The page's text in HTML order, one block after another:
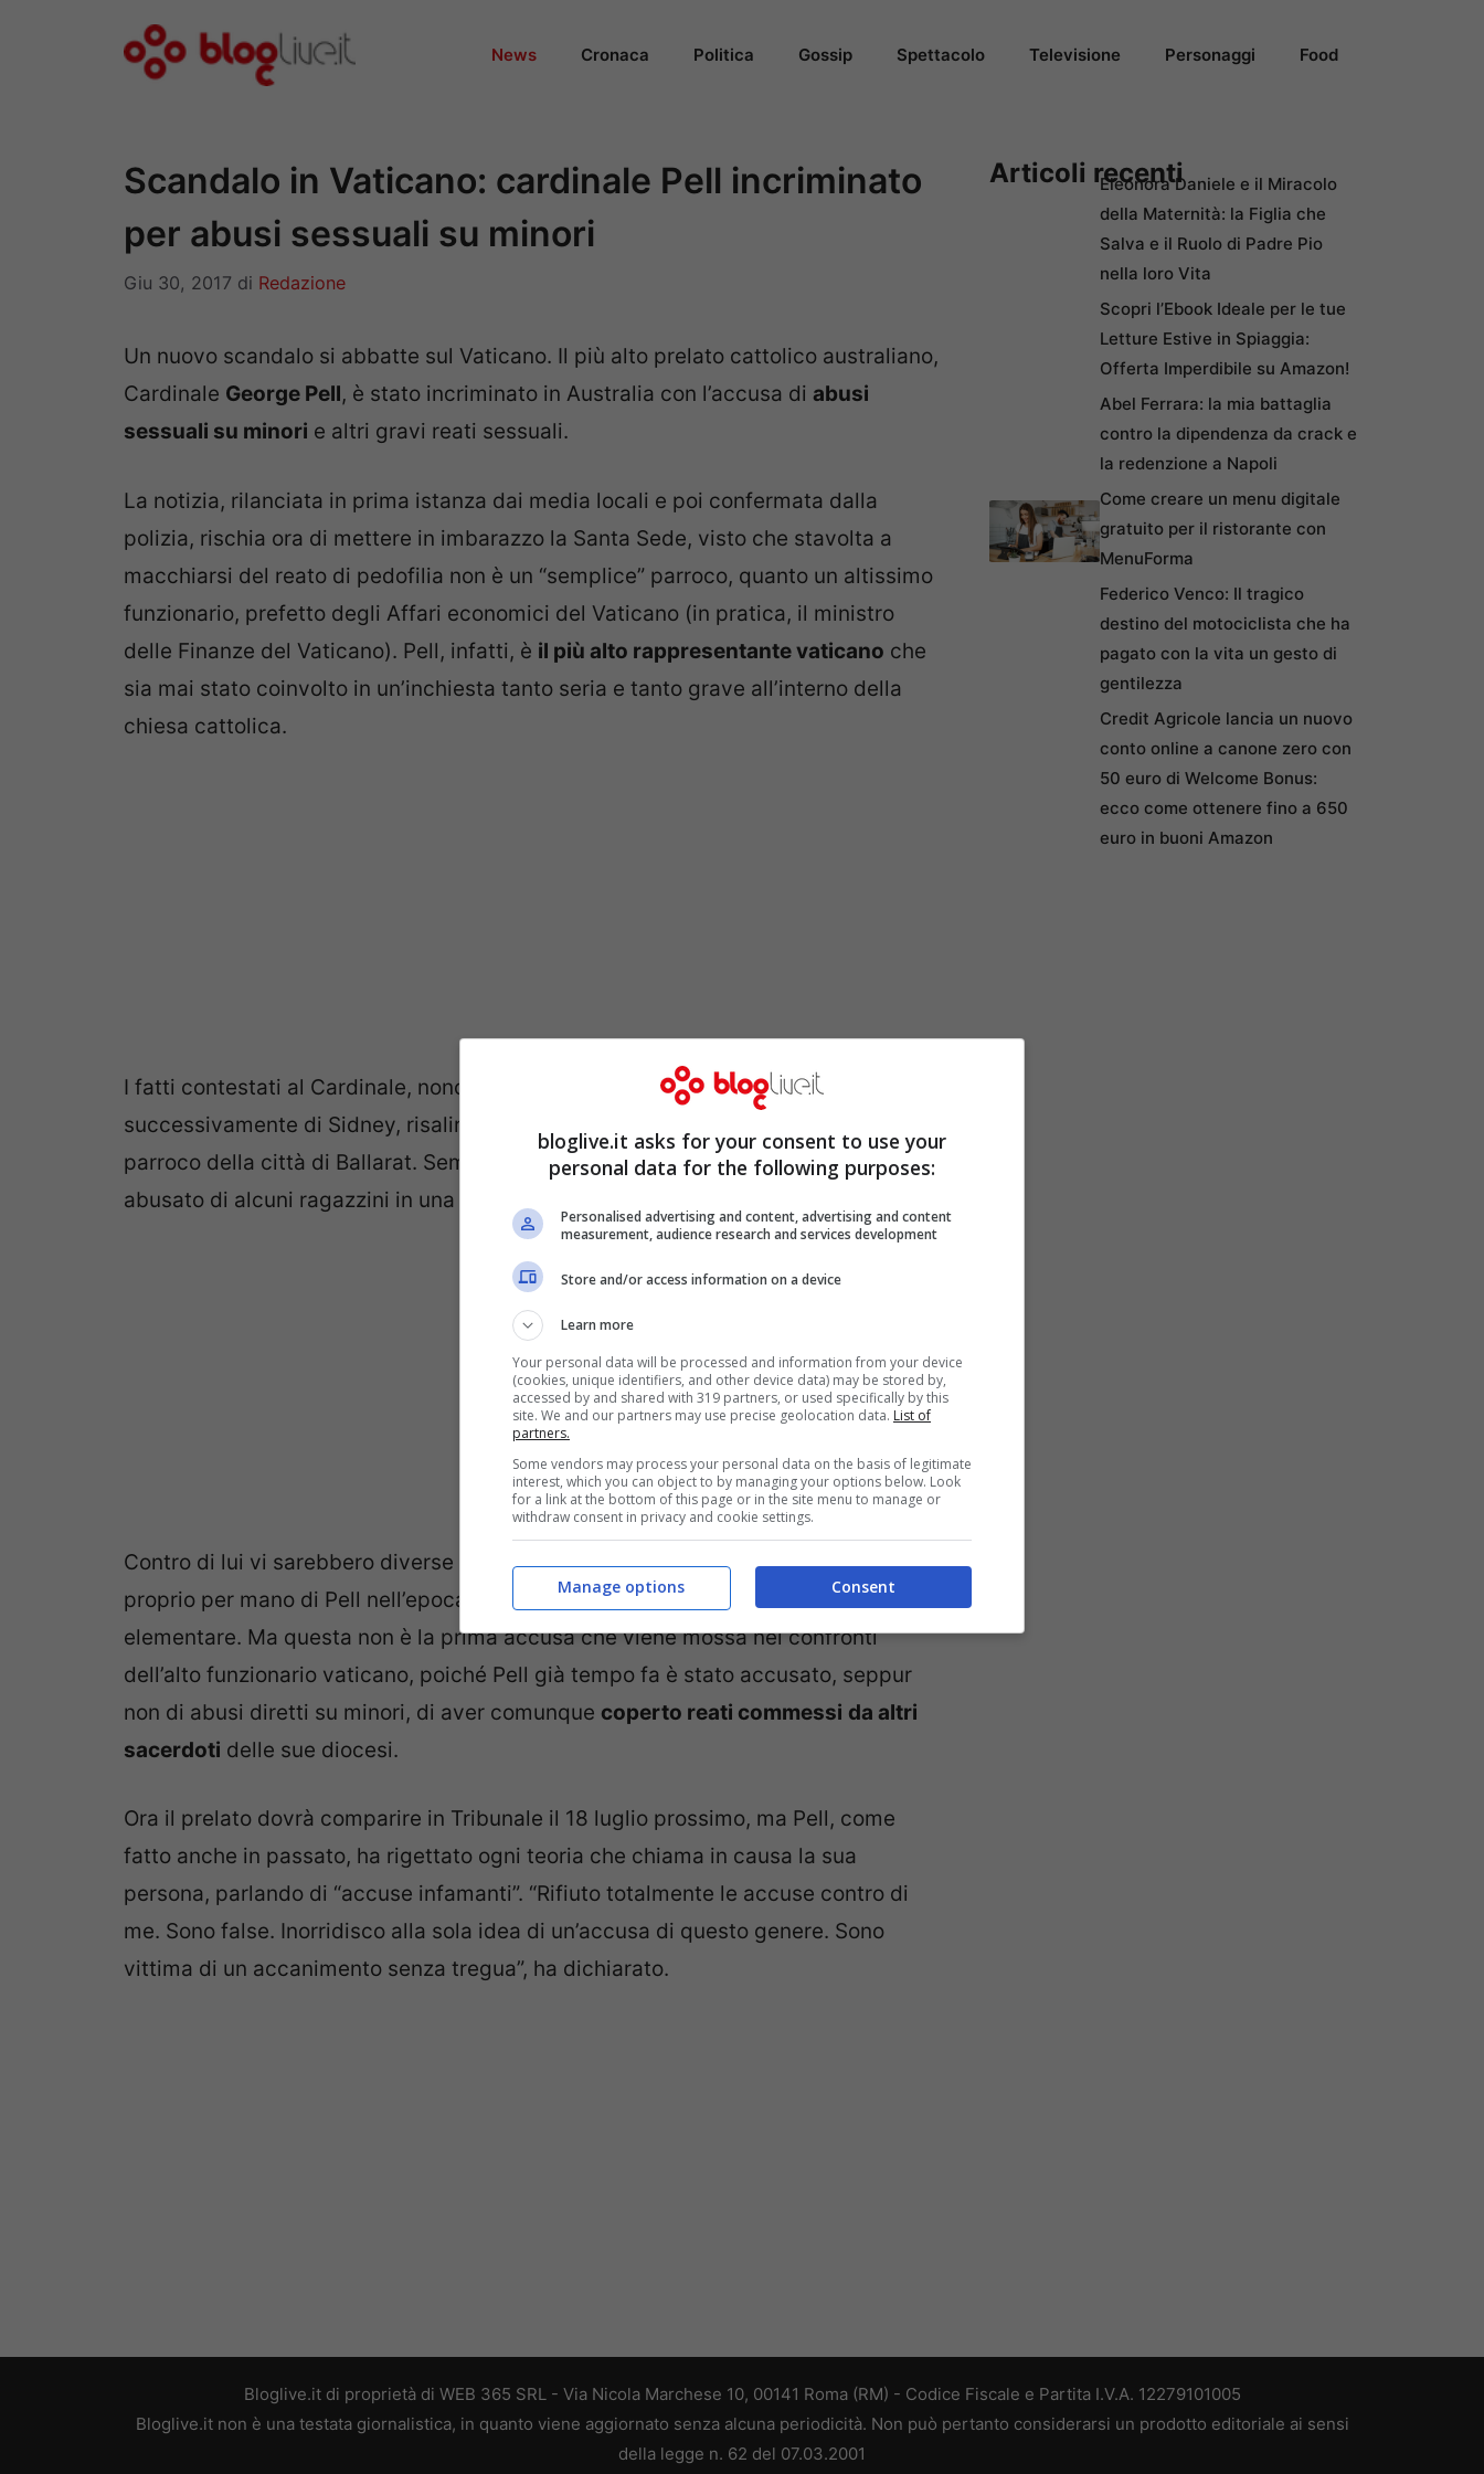
News Cronaca Politica Gossip Spettacolo Televisione Personaggi Food
Scandalo in Vaticano: cardinale Pell incriminato
per abusi sessuali su minori
Giu 30, 2017 di Redazione
Un nuovo scandalo si abbatte sul Vaticano. Il più alto prelato cattolico australiano,
Cardinale George Pell, è stato incriminato in Australia con l’accusa di abusi
sessuali su minori e altri gravi reati sessuali.
La notizia, rilanciata in prima istanza dai media locali e poi confermata dalla
polizia, rischia ora di mettere in imbarazzo la Santa Sede, visto che stavolta a
macchiarsi del reato di pedofilia non è un “semplice” parroco, quanto un altissimo
funzionario, prefetto degli Affari economici del Vaticano (in pratica, il ministro
delle Finanze del Vaticano). Pell, infatti, è il più alto rappresentante vaticano che
sia mai stato coinvolto in un’inchiesta tanto seria e tanto grave all’interno della
chiesa cattolica.
I fatti contestati al Cardinale, nonché arcivescovo di Melbourne e
successivamente di Sidney, risalirebbero agli anni Settanta, quando Pell era un
parroco della città di Ballarat. Sembra in sostanza che a quei tempi Pell abbia
abusato di alcuni ragazzini in una piscina.
Contro di lui vi sarebbero diverse denunce di uomini che parlano di abusi subiti
proprio per mano di Pell nell’epoca in cui loro erano ancora ragazzini di scuola
elementare. Ma questa non è la prima accusa che viene mossa nei confronti
dell’alto funzionario vaticano, poiché Pell già tempo fa è stato accusato, seppur
non di abusi diretti su minori, di aver comunque coperto reati commessi da altri
sacerdoti delle sue diocesi.
Ora il prelato dovrà comparire in Tribunale il 18 luglio prossimo, ma Pell, come
fatto anche in passato, ha rigettato ogni teoria che chiama in causa la sua
persona, parlando di “accuse infamanti”. “Rifiuto totalmente le accuse contro di
me. Sono false. Inorridisco alla sola idea di un’accusa di questo genere. Sono
vittima di un accanimento senza tregua”, ha dichiarato.
Articoli recentiEleonora Daniele e il Miracolo
della Maternità: la Figlia che
Salva e il Ruolo di Padre Pio
nella loro Vita
Scopri l’Ebook Ideale per le tue
Letture Estive in Spiaggia:
Offerta Imperdibile su Amazon!
Abel Ferrara: la mia battaglia
contro la dipendenza da crack e
la redenzione a Napoli
Come creare un menu digitale
gratuito per il ristorante con
MenuForma
Federico Venco: Il tragico
destino del motociclista che ha
pagato con la vita un gesto di
gentilezza
Credit Agricole lancia un nuovo
conto online a canone zero con
50 euro di Welcome Bonus:
ecco come ottenere fino a 650
euro in buoni Amazon
Bloglive.it di proprietà di WEB 365 SRL - Via Nicola Marchese 10, 00141 Roma (RM) - Codice Fiscale e Partita I.V.A. 12279101005
Bloglive.it non è una testata giornalistica, in quanto viene aggiornato senza alcuna periodicità. Non può pertanto considerarsi un prodotto editoriale ai sensi
della legge n. 62 del 07.03.2001
bloglive.it asks for your consent to use your
personal data for the following purposes:
Personalised advertising and content, advertising and content
measurement, audience research and services development
Store and/or access information on a device
Learn more
Your personal data will be processed and information from your device
(cookies, unique identifiers, and other device data) may be stored by,
accessed by and shared with 319 partners, or used specifically by this
site. We and our partners may use precise geolocation data. List of
partners.
Some vendors may process your personal data on the basis of legitimate
interest, which you can object to by managing your options below. Look
for a link at the bottom of this page or in the site menu to manage or
withdraw consent in privacy and cookie settings.
Consent
Manage options